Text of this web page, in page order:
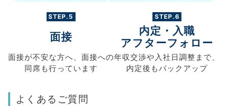
STEP.5
面接
面接が不安な方へ、 面接への
同席も行っています
STEP.6
内定・入職
アフターフォロー
年収交渉や入社日調整まで、
内定後もバックアップ
よくあるご質問